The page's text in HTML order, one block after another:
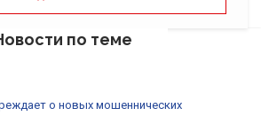
по теме
о новых мошеннических